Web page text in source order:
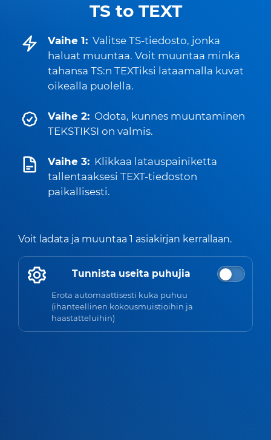
TS to TEXT
Vaihe 1: Valitse TS-tiedosto, jonka
haluat muuntaa. Voit muuntaa minkä
tahansa TS:n TEXTiksi lataamalla kuvat
oikealla puolella.
Vaihe 2: Odota, kunnes muuntaminen
TEKSTIKSI on valmis.
Vaihe 3: Klikkaa latauspainiketta
tallentaaksesi TEXT-tiedoston
paikallisesti.
Voit ladata ja muuntaa 1 asiakirjan kerrallaan.
Tunnista useita puhujia
Erota automaattisesti kuka puhuu
(ihanteellinen kokousmuistioihin ja
haastatteluihin)